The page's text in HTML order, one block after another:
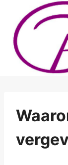
Doorgaan
inhoud